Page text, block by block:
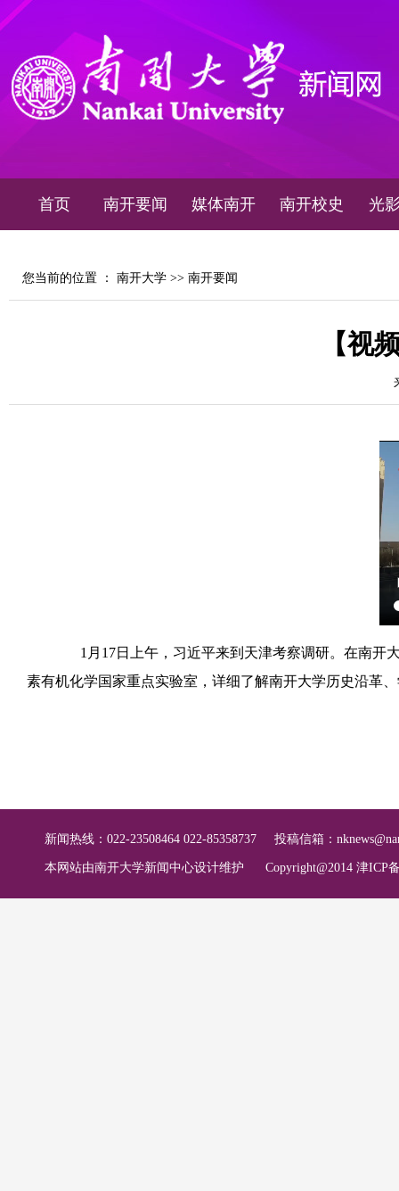
首页 南开要闻 媒体南开 南开校史 光
您当前的位置 ： 南开大学 >> 南开要闻
【视
1月17日上午，习近平来到天津考察调研。在南开
素有机化学国家重点实验室，详细了解南开大学历史沿革
新闻热线：022-23508464 022-85358737 投稿信箱：
本网站由南开大学新闻中心设计维护 Copyright@2014 津ICP